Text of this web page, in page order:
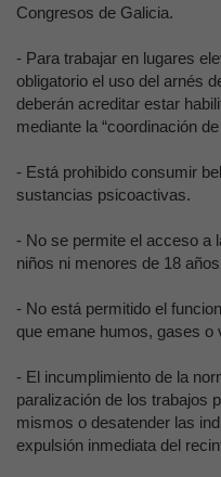
Congresos de Galicia.
- Para trabajar en lugares
obligatorio el uso del arnés
deberán acreditar estar
mediante la “coordinación
- Está prohibido consumir
sustancias psicoactivas.
- No se permite el acceso a
niños ni menores de 18
- No está permitido el
que emane humos, gases o
- El incumplimiento de la
paralización de los trabajos
mismos o desatender las
expulsión inmediata del